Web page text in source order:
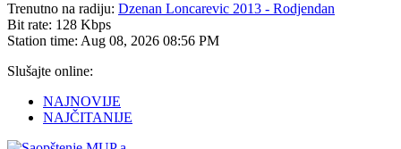
Trenutno na radiju: Dzenan Loncarevic 2013 - Rodjendan
Bit rate: 128 Kbps
Station time: Aug 08, 2026 08:56 PM
Slušajte online:
NAJNOVIJE
NAJČITANIJE